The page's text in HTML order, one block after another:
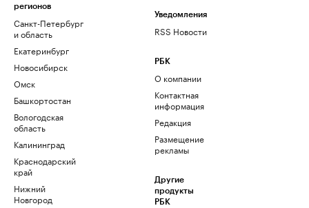
регионов
Санкт-Петербург
и область
Екатеринбург
Новосибирск
Омск
Башкортостан
Вологодская
область
Калининград
Краснодарский
край
Нижний
Новгород
Уведомления
RSS Новости
РБК
О компании
Контактная
информация
Редакция
Размещение
рекламы
Другие
продукты
РБК